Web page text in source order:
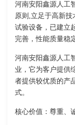
河南安阳鑫源人工
原则,立足于高新技
试验设备，已建立
完善，性能质量稳
河南安阳鑫源人工
业，它为客户提供
者提供较优质的产
式。
核心价值：尊重、